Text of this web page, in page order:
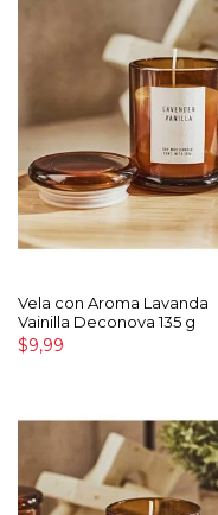
Vela con Aroma Lavanda
Vainilla Deconova 135 g
$9,99